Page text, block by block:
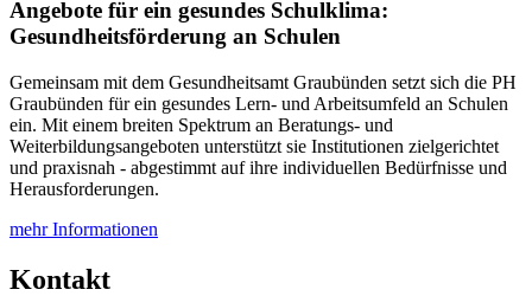
Angebote für ein gesundes Schulklima:
Gesundheitsförderung an Schulen
Gemeinsam mit dem Gesundheitsamt Graubünden setzt sich die PH
Graubünden für ein gesundes Lern- und Arbeitsumfeld an Schulen
ein. Mit einem breiten Spektrum an Beratungs- und
Weiterbildungsangeboten unterstützt sie Institutionen zielgerichtet
und praxisnah - abgestimmt auf ihre individuellen Bedürfnisse und
Herausforderungen.
mehr Informationen
Kontakt